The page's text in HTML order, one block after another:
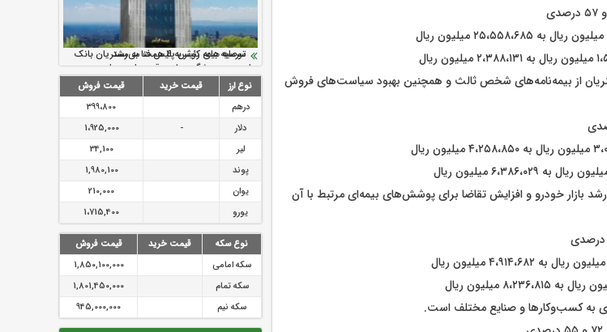
از بیمه‌نامه‌های شخص ثالث و همچنین بهبود سیاست‌های فروش
بازار خودرو و افزایش تقاضا برای پوشش‌های بیمه‌ای مرتبط با آن
به کسب‌وکار‌ها و صنایع مختلف است.
ارزش سهام عدالت بالا رفت
سرمایه بیمه کوثر به ۴ همت می‌رسد
نود ثانیه با فولاد سنگان
تقدیر دبیرکل سندیکای بیمه گران ایران از
اقدامات مدیرعامل بیمه رازی
توصیه های رئیس پلیس فتا به مشتریان بانک
ها در مورد پیشگیری از سرقت های مجازی
نوع ارز قیمت خرید
قیمت فروش
درهم
399،800
دلار
-
1،925,000
لیر
34,100
پوند
1,980,100
یوان
210,000
یورو
1،715,400
نوع سکه قیمت خرید
قیمت فروش
سکه امامی
1,850,100,000
سکه تمام
1,801,450,000
سکه نیم
945,000,000